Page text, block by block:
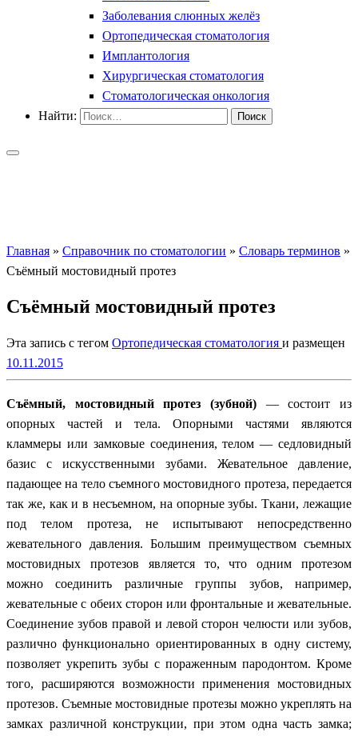
Заболевания слюнных желёз
Ортопедическая стоматология
Имплантология
Хирургическая стоматология
Стоматологическая онкология
Найти:
Главная » Справочник по стоматологии » Словарь терминов »
Съёмный мостовидный протез
Съёмный мостовидный протез
Эта запись с тегом Ортопедическая стоматология и размещен
10.11.2015
Съёмный, мостовидный протез (зубной) — состоит из
опорных частей и тела. Опорными частями являются
кламмеры или замковые соединения, телом — седловидный
базис с искусственными зубами. Жевательное давление,
падающее на тело съемного мостовидного протеза, передается
так же, как и в несъемном, на опорные зубы. Ткани, лежащие
под телом протеза, не испытывают непосредственно
жевательного давления. Большим преимуществом съемных
мостовидных протезов является то, что одним протезом
можно соединить различные группы зубов, например,
жевательные с обеих сторон или фронтальные и жевательные.
Соединение зубов правой и левой сторон челюсти или зубов,
различно функционально ориентированных в одну систему,
позволяет укрепить зубы с пораженным пародонтом. Кроме
того, расширяются возможности применения мостовидных
протезов. Съемные мостовидные протезы можно укреплять на
замках различной конструкции, при этом одна часть замка;